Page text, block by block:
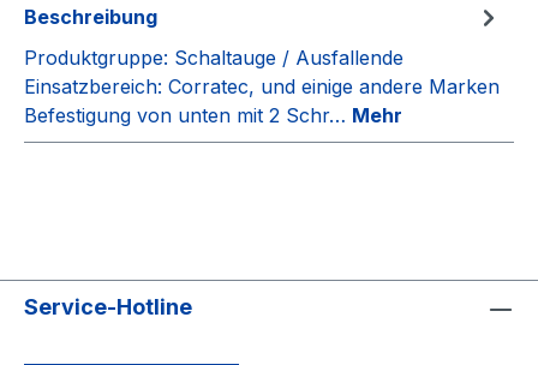
Beschreibung
Produktgruppe: Schaltauge / Ausfallende
Einsatzbereich: Corratec, und einige andere Marken
Befestigung von unten mit 2 Schr… Mehr
Service-Hotline